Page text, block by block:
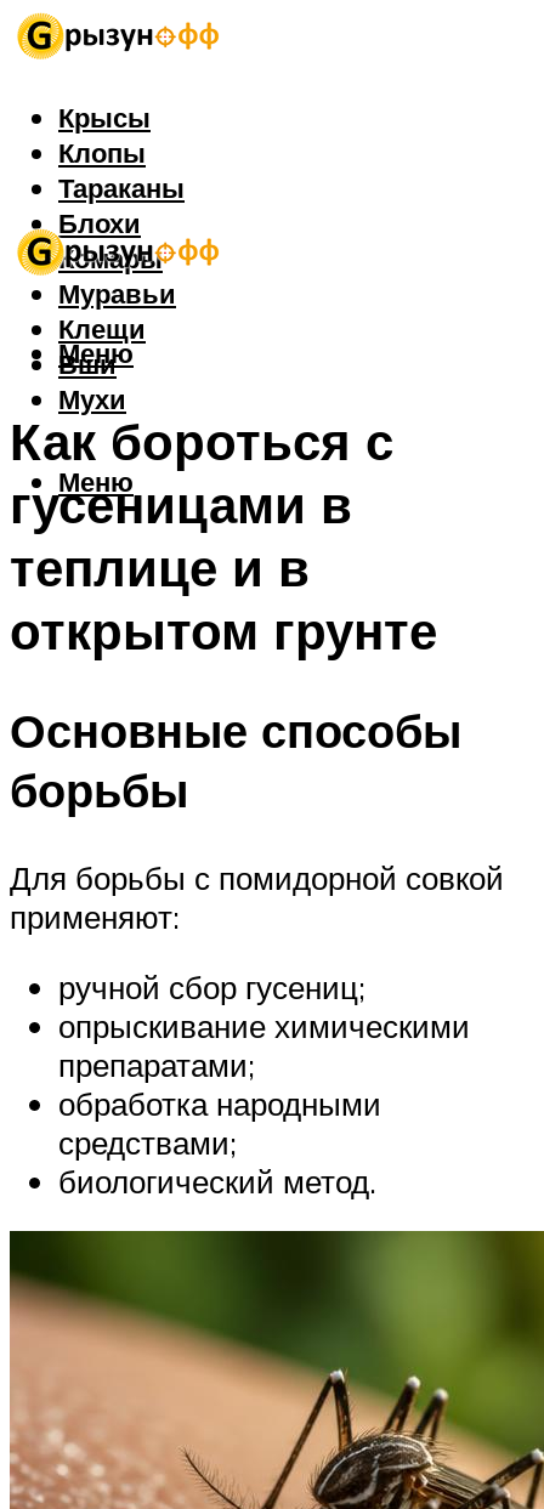
Крысы
Клопы
Тараканы
Блохи
Комары
Муравьи
Клещи
Вши
Мухи
Меню
Меню
Как бороться с
гусеницами в
теплице и в
открытом грунте
Основные способы
борьбы
Для борьбы с помидорной совкой
применяют:
ручной сбор гусениц;
опрыскивание химическими
препаратами;
обработка народными
средствами;
биологический метод.